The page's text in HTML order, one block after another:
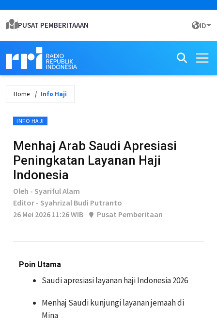
PUSAT PEMBERITAAAN ID
Home Info Haji
INFO HAJI
Menhaj Arab Saudi Apresiasi
Peningkatan Layanan Haji
Indonesia
Oleh - Syariful Alam
Editor - Syahrizal Budi Putranto
26 Mei 2026 11:26 WIB
Pusat Pemberitaan
Poin Utama
Saudi apresiasi layanan haji Indonesia 2026
Menhaj Saudi kunjungi layanan jemaah di
Mina